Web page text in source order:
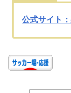
公式サイト